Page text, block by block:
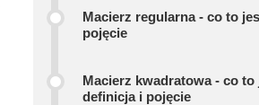
Macierz regularna - co to
pojęcie
Macierz kwadratowa - co to
definicja i pojęcie